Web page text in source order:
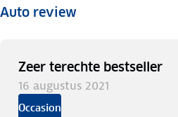
Auto review
Zeer terechte bestseller
16 augustus 2021
Occasion